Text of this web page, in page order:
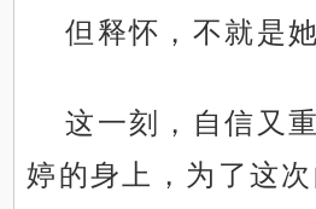
但释怀，不就是
这一刻，自信又
婷的身上，为了这